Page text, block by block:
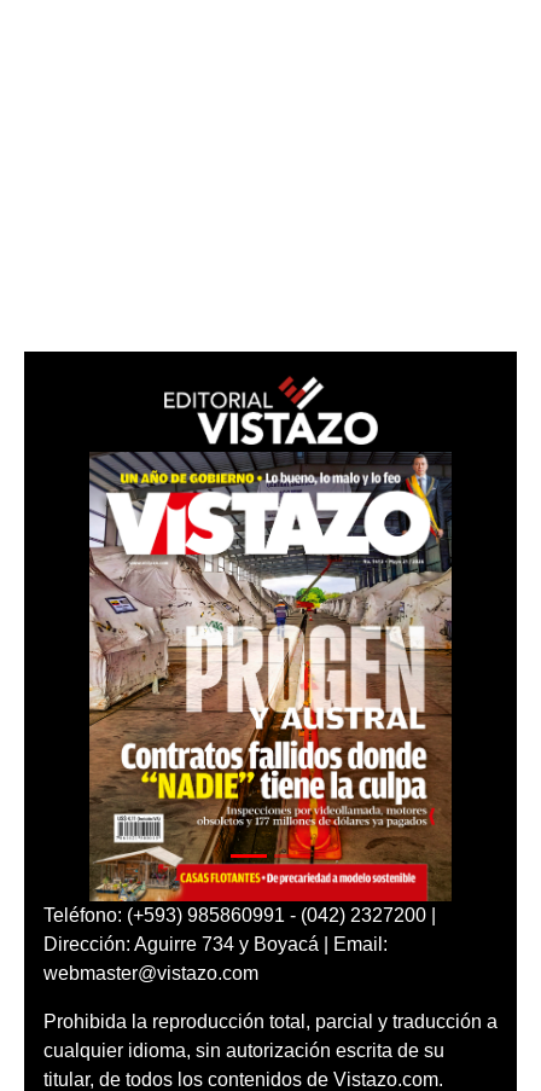
Teléfono: (+593) 985860991 - (042) 2327200 |
Dirección: Aguirre 734 y Boyacá | Email:
webmaster@vistazo.com
Prohibida la reproducción total, parcial y traducción a
cualquier idioma, sin autorización escrita de su
titular, de todos los contenidos de Vistazo.com.